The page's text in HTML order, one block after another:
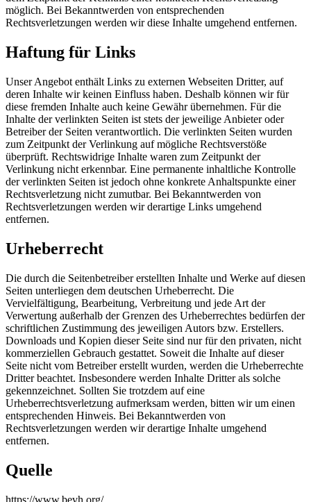
möglich. Bei Bekanntwerden von entsprechenden
Rechtsverletzungen werden wir diese Inhalte umgehend entfernen.
Haftung für Links
Unser Angebot enthält Links zu externen Webseiten Dritter, auf
deren Inhalte wir keinen Einfluss haben. Deshalb können wir für
diese fremden Inhalte auch keine Gewähr übernehmen. Für die
Inhalte der verlinkten Seiten ist stets der jeweilige Anbieter oder
Betreiber der Seiten verantwortlich. Die verlinkten Seiten wurden
zum Zeitpunkt der Verlinkung auf mögliche Rechtsverstöße
überprüft. Rechtswidrige Inhalte waren zum Zeitpunkt der
Verlinkung nicht erkennbar. Eine permanente inhaltliche Kontrolle
der verlinkten Seiten ist jedoch ohne konkrete Anhaltspunkte einer
Rechtsverletzung nicht zumutbar. Bei Bekanntwerden von
Rechtsverletzungen werden wir derartige Links umgehend
entfernen.
Urheberrecht
Die durch die Seitenbetreiber erstellten Inhalte und Werke auf diesen
Seiten unterliegen dem deutschen Urheberrecht. Die
Vervielfältigung, Bearbeitung, Verbreitung und jede Art der
Verwertung außerhalb der Grenzen des Urheberrechtes bedürfen der
schriftlichen Zustimmung des jeweiligen Autors bzw. Erstellers.
Downloads und Kopien dieser Seite sind nur für den privaten, nicht
kommerziellen Gebrauch gestattet. Soweit die Inhalte auf dieser
Seite nicht vom Betreiber erstellt wurden, werden die Urheberrechte
Dritter beachtet. Insbesondere werden Inhalte Dritter als solche
gekennzeichnet. Sollten Sie trotzdem auf eine
Urheberrechtsverletzung aufmerksam werden, bitten wir um einen
entsprechenden Hinweis. Bei Bekanntwerden von
Rechtsverletzungen werden wir derartige Inhalte umgehend
entfernen.
Quelle
https://www.bevh.org/